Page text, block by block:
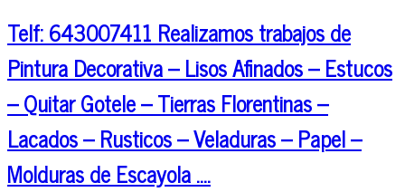
Telf: 643007411 Realizamos trabajos de
Pintura Decorativa – Lisos Afinados – Estucos
– Quitar Gotele – Tierras Florentinas –
Lacados – Rusticos – Veladuras – Papel –
Molduras de Escayola ….